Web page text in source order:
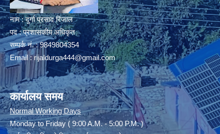
नाम : दुर्गा प्रसाद रिजाल
पद : प्रशासकीय अधिकृत
सम्पर्क नं. : 9849804354
Email :rijaldurga444@gmail.com
कार्यालय समय
Normal Working Days
Monday to Friday ( 9:00 A.M. - 5:00 P.M. )